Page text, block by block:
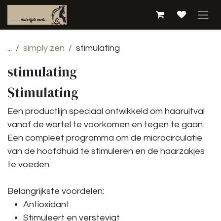
Overslaan naar inhoud
... simply zen stimulating
stimulating
Stimulating
Een productlijn speciaal ontwikkeld om haaruitval
vanaf de wortel te voorkomen en tegen te gaan.
Een compleet programma om de microcirculatie
van de hoofdhuid te stimuleren en de haarzakjes
te voeden.
Belangrijkste voordelen:
Antioxidant
Stimuleert en verstevigt